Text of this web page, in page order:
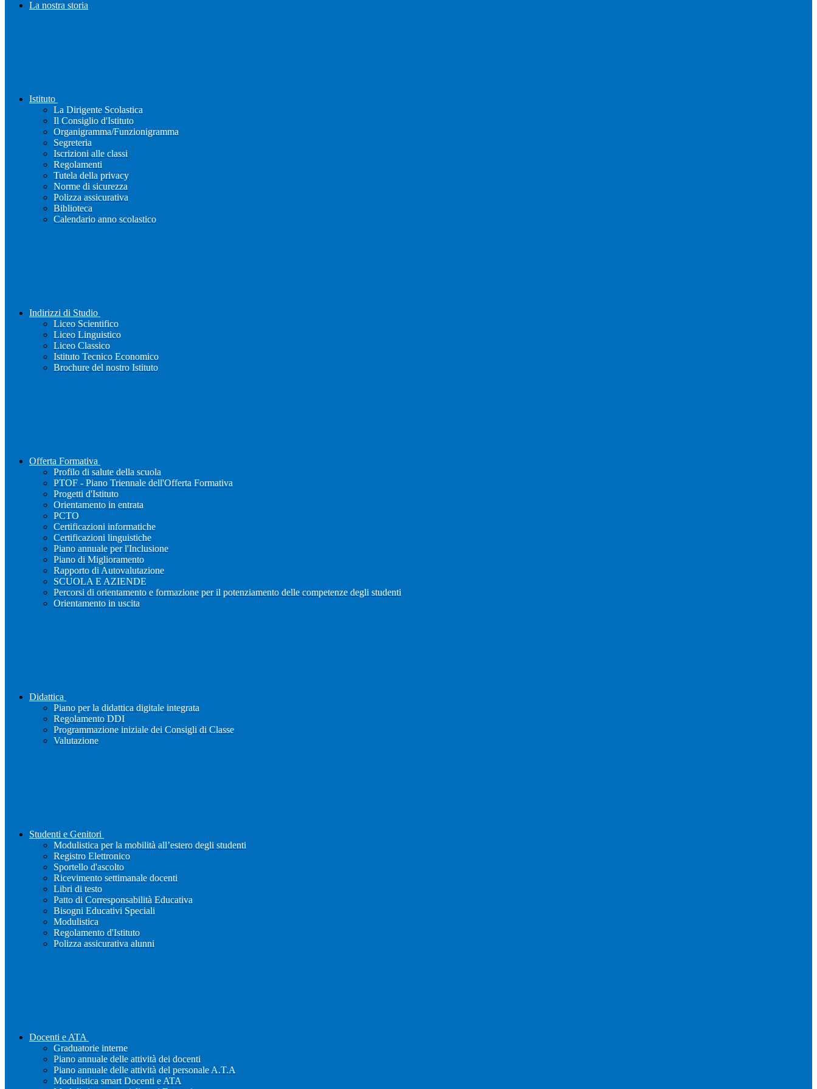
La nostra storia
Istituto
La Dirigente Scolastica
Il Consiglio d'Istituto
Organigramma/Funzionigramma
Segreteria
Iscrizioni alle classi
Regolamenti
Tutela della privacy
Norme di sicurezza
Polizza assicurativa
Biblioteca
Calendario anno scolastico
Indirizzi di Studio
Liceo Scientifico
Liceo Linguistico
Liceo Classico
Istituto Tecnico Economico
Brochure del nostro Istituto
Offerta Formativa
Profilo di salute della scuola
PTOF - Piano Triennale dell'Offerta Formativa
Progetti d'Istituto
Orientamento in entrata
PCTO
Certificazioni informatiche
Certificazioni linguistiche
Piano annuale per l'Inclusione
Piano di Miglioramento
Rapporto di Autovalutazione
SCUOLA E AZIENDE
Percorsi di orientamento e formazione per il potenziamento delle competenze degli studenti
Orientamento in uscita
Didattica
Piano per la didattica digitale integrata
Regolamento DDI
Programmazione iniziale dei Consigli di Classe
Valutazione
Studenti e Genitori
Modulistica per la mobilità all’estero degli studenti
Registro Elettronico
Sportello d'ascolto
Ricevimento settimanale docenti
Libri di testo
Patto di Corresponsabilità Educativa
Bisogni Educativi Speciali
Modulistica
Regolamento d'Istituto
Polizza assicurativa alunni
Docenti e ATA
Graduatorie interne
Piano annuale delle attività dei docenti
Piano annuale delle attività del personale A.T.A
Modulistica smart Docenti e ATA